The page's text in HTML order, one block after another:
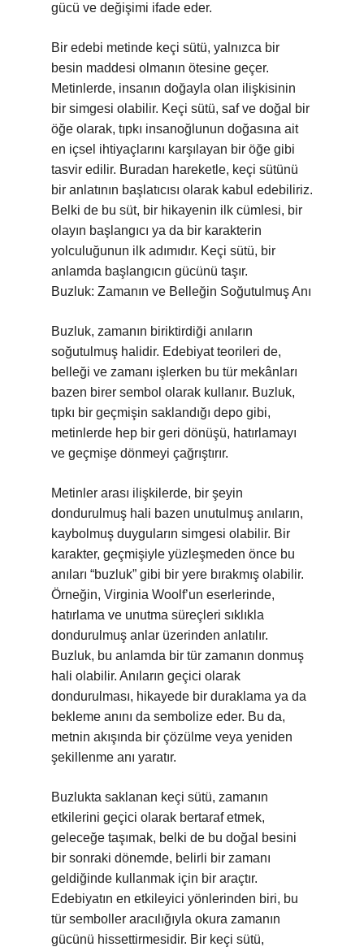
gücü ve değişimi ifade eder.
Bir edebi metinde keçi sütü, yalnızca bir
besin maddesi olmanın ötesine geçer.
Metinlerde, insanın doğayla olan ilişkisinin
bir simgesi olabilir. Keçi sütü, saf ve doğal bir
öğe olarak, tıpkı insanoğlunun doğasına ait
en içsel ihtiyaçlarını karşılayan bir öğe gibi
tasvir edilir. Buradan hareketle, keçi sütünü
bir anlatının başlatıcısı olarak kabul edebiliriz.
Belki de bu süt, bir hikayenin ilk cümlesi, bir
olayın başlangıcı ya da bir karakterin
yolculuğunun ilk adımıdır. Keçi sütü, bir
anlamda başlangıcın gücünü taşır.
Buzluk: Zamanın ve Belleğin Soğutulmuş Anı
Buzluk, zamanın biriktirdiği anıların
soğutulmuş halidir. Edebiyat teorileri de,
belleği ve zamanı işlerken bu tür mekânları
bazen birer sembol olarak kullanır. Buzluk,
tıpkı bir geçmişin saklandığı depo gibi,
metinlerde hep bir geri dönüşü, hatırlamayı
ve geçmişe dönmeyi çağrıştırır.
Metinler arası ilişkilerde, bir şeyin
dondurulmuş hali bazen unutulmuş anıların,
kaybolmuş duyguların simgesi olabilir. Bir
karakter, geçmişiyle yüzleşmeden önce bu
anıları “buzluk” gibi bir yere bırakmış olabilir.
Örneğin, Virginia Woolf’un eserlerinde,
hatırlama ve unutma süreçleri sıklıkla
dondurulmuş anlar üzerinden anlatılır.
Buzluk, bu anlamda bir tür zamanın donmuş
hali olabilir. Anıların geçici olarak
dondurulması, hikayede bir duraklama ya da
bekleme anını da sembolize eder. Bu da,
metnin akışında bir çözülme veya yeniden
şekillenme anı yaratır.
Buzlukta saklanan keçi sütü, zamanın
etkilerini geçici olarak bertaraf etmek,
geleceğe taşımak, belki de bu doğal besini
bir sonraki dönemde, belirli bir zamanı
geldiğinde kullanmak için bir araçtır.
Edebiyatın en etkileyici yönlerinden biri, bu
tür semboller aracılığıyla okura zamanın
gücünü hissettirmesidir. Bir keçi sütü,